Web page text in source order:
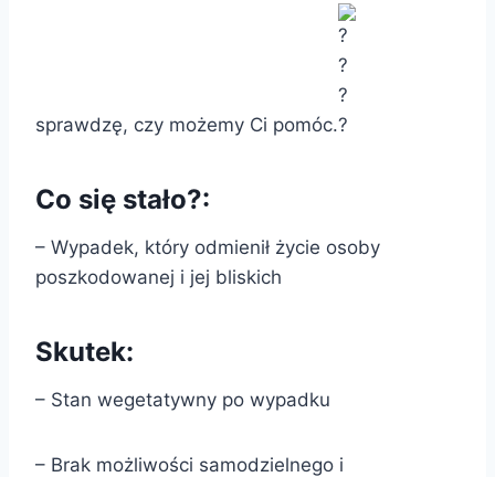
sprawdzę, czy możemy Ci pomóc.
Co się stało?:
– Wypadek, który odmienił życie osoby
poszkodowanej i jej bliskich
Skutek:
– Stan wegetatywny po wypadku
– Brak możliwości samodzielnego i